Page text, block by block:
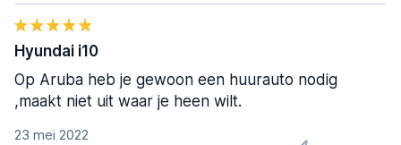
23 mei 2022
Hyundai i10
Op Aruba heb je gewoon een huurauto nodig
,maakt niet uit waar je heen wilt.